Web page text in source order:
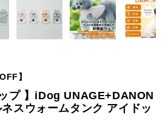
】
プ 】iDog UNAGE+DANON
スウォームタンク アイドッ